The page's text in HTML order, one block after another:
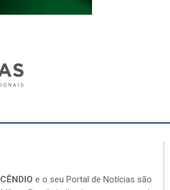
e o seu Portal de Notícias são